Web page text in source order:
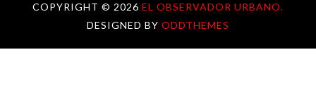
COPYRIGHT © 2026 EL OBSERVADOR URBANO.
DESIGNED BY ODDTHEMES